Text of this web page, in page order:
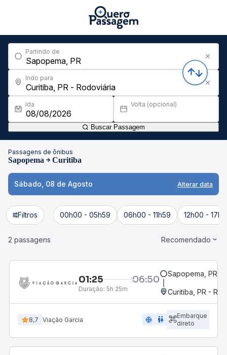
Partindo de
Indo para
Ida Volta (opcional)
Buscar Passagem
Passagens de ônibus
Sapopema Curitiba
Sábado, 08 de Agosto Alterar data
Filtros 00h00 - 05h59 06h00 - 11h59 12h00 -
2 passagens Recomendado
01:25 06:50
Duração: 5h 25m
Sapopema, PR
Curitiba, PR -
8,7 Viação Garcia ac_unit wc
Embarque
direto